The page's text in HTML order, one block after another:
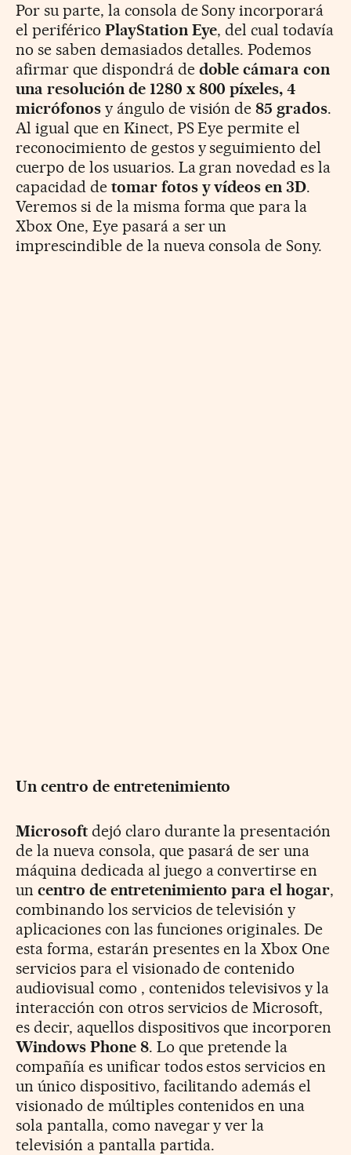
Por su parte, la consola de Sony incorporará
el periférico PlayStation Eye, del cual todavía
no se saben demasiados detalles. Podemos
afirmar que dispondrá de doble cámara con
una resolución de 1280 x 800 píxeles, 4
micrófonosy ángulo de visión de85 grados.
Al igual que en Kinect, PS Eye permite el
reconocimiento de gestos y seguimiento del
cuerpo de los usuarios. La gran novedad es la
capacidad de tomar fotos y vídeos en 3D.
Veremos si de la misma forma que para la
Xbox One, Eye pasará a ser un
imprescindible de la nueva consola de Sony.
Un centro de entretenimiento
Microsoftdejó claro durante la presentación
de la nueva consola, que pasará de ser una
máquina dedicada al juego a convertirse en
un centro de entretenimiento para el hogar,
combinando los servicios de televisión y
aplicaciones con las funciones originales. De
esta forma, estarán presentes en la Xbox One
servicios para el visionado de contenido
audiovisual como , contenidos televisivos y la
interacción con otros servicios de Microsoft,
es decir, aquellos dispositivos que incorporen
Windows Phone 8. Lo que pretende la
compañía es unificar todos estos servicios en
un único dispositivo, facilitando además el
visionado de múltiples contenidos en una
sola pantalla, como navegar y ver la
televisión a pantalla partida.